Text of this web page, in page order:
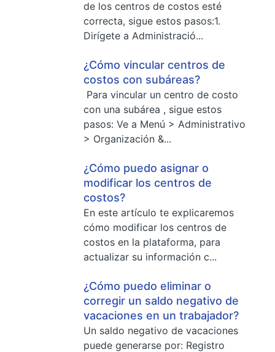
de los centros de costos esté
correcta, sigue estos pasos:1.
Dirígete a Administració...
¿Cómo vincular centros de
costos con subáreas?
Para vincular un centro de costo
con una subárea , sigue estos
pasos: Ve a Menú > Administrativo
> Organización &...
¿Cómo puedo asignar o
modificar los centros de
costos?
En este artículo te explicaremos
cómo modificar los centros de
costos en la plataforma, para
actualizar su información c...
¿Cómo puedo eliminar o
corregir un saldo negativo de
vacaciones en un trabajador?
Un saldo negativo de vacaciones
puede generarse por: Registro